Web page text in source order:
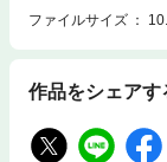
ファイルサイズ
作品をシェアす